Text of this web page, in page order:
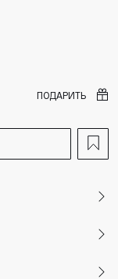
ПОДАРИТЬ